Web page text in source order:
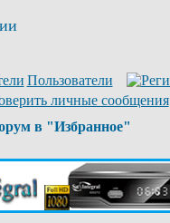
Пользователи
личные сообщения
в "Избранное"